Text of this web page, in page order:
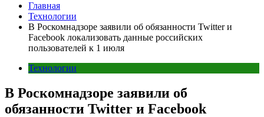
Главная
Технологии
В Роскомнадзоре заявили об обязанности Twitter и
Facebook локализовать данные российских
пользователей к 1 июля
Технологии
В Роскомнадзоре заявили об
обязанности Twitter и Facebook